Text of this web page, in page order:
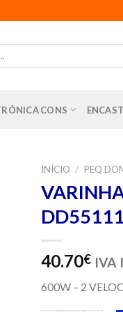
CONS
INÍCIO / PEQ
40.70€ IVA
600W – 2